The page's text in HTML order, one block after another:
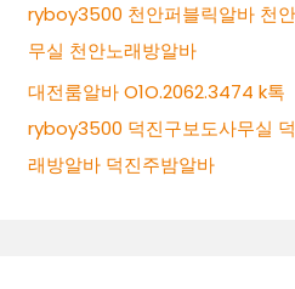
ryboy3500 천안퍼블릭알바 천
무실 천안노래방알바
대전룸알바 O1O.2062.3474 k톡
ryboy3500 덕진구보도사무실
래방알바 덕진주밤알바